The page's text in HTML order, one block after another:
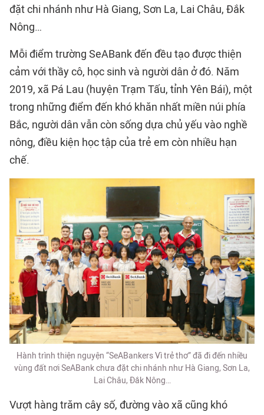
đặt chi nhánh như Hà Giang, Sơn La, Lai Châu, Đắk
Nông…
Mỗi điểm trường SeABank đến đều tạo được thiện
cảm với thầy cô, học sinh và người dân ở đó. Năm
2019, xã Pá Lau (huyện Trạm Tấu, tỉnh Yên Bái), một
trong những điểm đến khó khăn nhất miền núi phía
Bắc, người dân vẫn còn sống dựa chủ yếu vào nghề
nông, điều kiện học tập của trẻ em còn nhiều hạn
chế.
Hành trình thiện nguyện “SeABankers Vì trẻ thơ” đã đi đến nhiều
vùng đất nơi SeABank chưa đặt chi nhánh như Hà Giang, Sơn La,
Lai Châu, Đắk Nông…
Vượt hàng trăm cây số, đường vào xã cũng khó